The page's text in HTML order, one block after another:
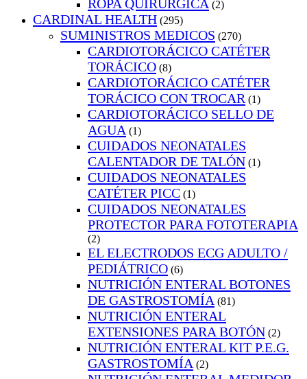
ROPA QUIRURGICA (2)
CARDINAL HEALTH (295)
SUMINISTROS MEDICOS (270)
CARDIOTORÁCICO CATÉTER
TORÁCICO (8)
CARDIOTORÁCICO CATÉTER
TORÁCICO CON TROCAR (1)
CARDIOTORÁCICO SELLO DE
AGUA (1)
CUIDADOS NEONATALES
CALENTADOR DE TALÓN (1)
CUIDADOS NEONATALES
CATÉTER PICC (1)
CUIDADOS NEONATALES
PROTECTOR PARA FOTOTERAPIA
(2)
EL ELECTRODOS ECG ADULTO /
PEDIÁTRICO (6)
NUTRICIÓN ENTERAL BOTONES
DE GASTROSTOMÍA (81)
NUTRICIÓN ENTERAL
EXTENSIONES PARA BOTÓN (2)
NUTRICIÓN ENTERAL KIT P.E.G.
GASTROSTOMÍA (2)